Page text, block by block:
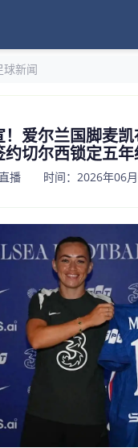
球新闻
爱尔兰国脚麦凯
约切尔西锁定五年
播 时间：2026年06月